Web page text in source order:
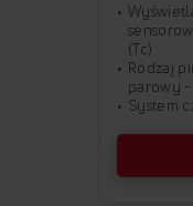
(Tc)
Rodzaj
parowy
System